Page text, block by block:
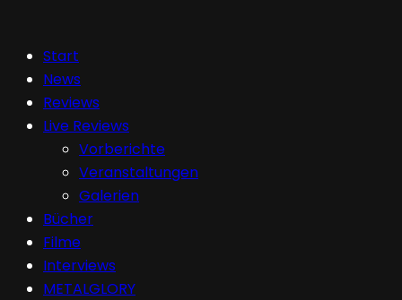
Start
News
Reviews
Live Reviews
Vorberichte
Veranstaltungen
Galerien
Bücher
Filme
Interviews
METALGLORY